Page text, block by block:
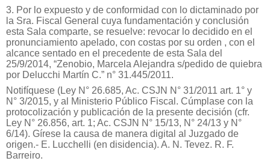
3. Por lo expuesto y de conformidad con lo dictaminado por
la Sra. Fiscal General cuya fundamentación y conclusión
esta Sala comparte, se resuelve: revocar lo decidido en el
pronunciamiento apelado, con costas por su orden , con el
alcance sentado en el precedente de esta Sala del
25/9/2014, “Zenobio, Marcela Alejandra s/pedido de quiebra
por Delucchi Martín C.” n° 31.445/2011.
Notifíquese (Ley N° 26.685, Ac. CSJN N° 31/2011 art. 1° y
N° 3/2015, y al Ministerio Público Fiscal. Cúmplase con la
protocolización y publicación de la presente decisión (cfr.
Ley N° 26.856, art. 1; Ac. CSJN N° 15/13, N° 24/13 y N°
6/14). Gírese la causa de manera digital al Juzgado de
origen.- E. Lucchelli (en disidencia). A. N. Tevez. R. F.
Barreiro.